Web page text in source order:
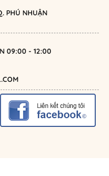
PHÚ NHUẬN
09:00 - 12:00